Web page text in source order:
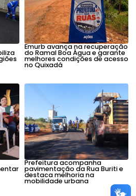
Emurb avança na recuperação
do Ramal Boa Água e garante
melhores condições de acesso
no Quixadá
Prefeitura acompanha
pavimentação da Rua Buriti e
destaca melhoria na
mobilidade urbana